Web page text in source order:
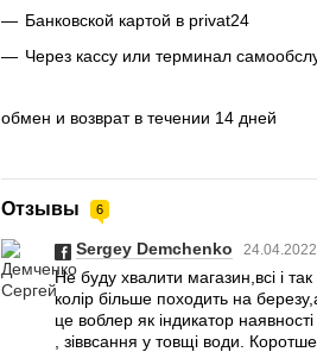
Банковской картой в privat24
Через кассу или терминал
обмен и возврат в течении 14 дней
Отзывы 6
Sergey Demchenko
Не буду хвалити магазин,всі і
колір більше походить на
це воблер як індикатор
, зіввсання у товщі води.